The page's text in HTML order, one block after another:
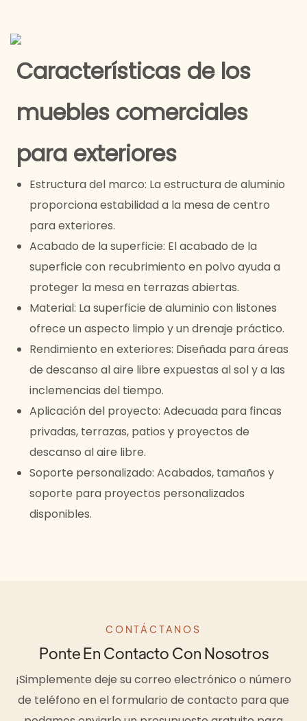
Características de los
muebles comerciales
para exteriores
Estructura del marco: La estructura de aluminio
proporciona estabilidad a la mesa de centro
para exteriores.
Acabado de la superficie: El acabado de la
superficie con recubrimiento en polvo ayuda a
proteger la mesa en terrazas abiertas.
Material: La superficie de aluminio con listones
ofrece un aspecto limpio y un drenaje práctico.
Rendimiento en exteriores: Diseñada para áreas
de descanso al aire libre expuestas al sol y a las
inclemencias del tiempo.
Aplicación del proyecto: Adecuada para fincas
privadas, terrazas, patios y proyectos de
descanso al aire libre.
Soporte personalizado: Acabados, tamaños y
soporte para proyectos personalizados
disponibles.
CONTÁCTANOS
Ponte En Contacto Con Nosotros
¡Simplemente deje su correo electrónico o número
de teléfono en el formulario de contacto para que